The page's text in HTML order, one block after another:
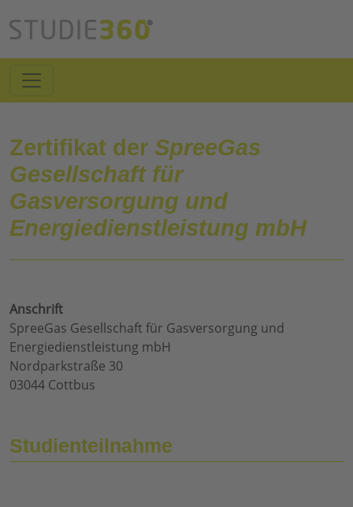
Zertifikat der SpreeGas
Gesellschaft für
Gasversorgung und
Energiedienstleistung mbH
Anschrift
SpreeGas Gesellschaft für Gasversorgung und
Energiedienstleistung mbH
Nordparkstraße 30
03044 Cottbus
Studienteilnahme